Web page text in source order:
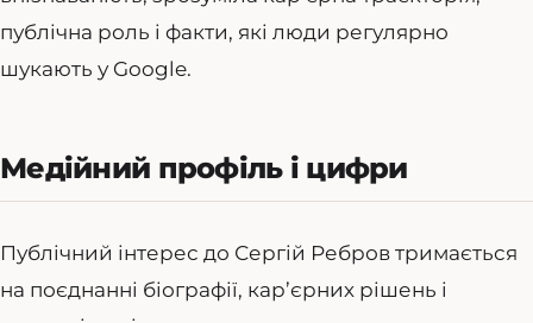
публічна роль і факти, які люди регулярно
шукають у Google.
Медійний профіль і цифри
Публічний інтерес до Сергій Ребров тримається
на поєднанні біографії, кар’єрних рішень і